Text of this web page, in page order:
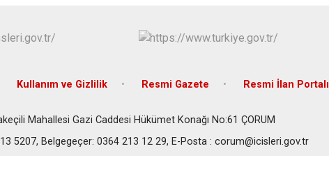
Kullanım ve Gizlilik Resmi Gazete Resmi İlan Portalı
Mahallesi Gazi Caddesi Hükümet Konağı No:61 ÇORUM
5207, Belgegeçer: 0364 213 12 29, E-Posta : corum@icisleri.gov.tr